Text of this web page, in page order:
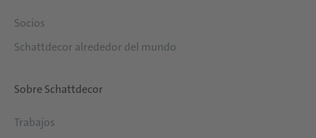
Socios
Schattdecor alrededor del mundo
Sobre Schattdecor
Trabajos